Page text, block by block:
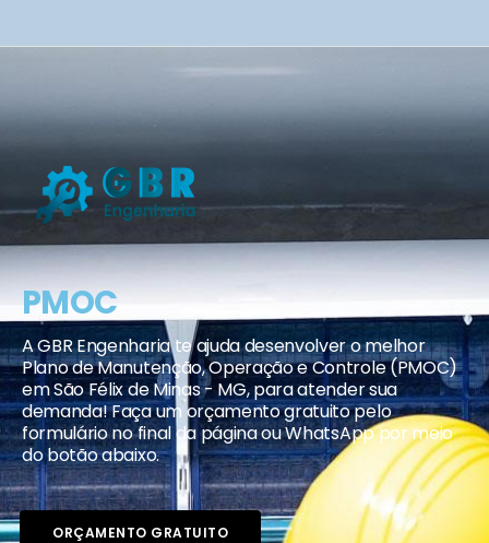
PMOC
A GBR Engenharia te ajuda desenvolver o melhor
Plano de Manutenção, Operação e Controle (PMOC)
em São Félix de Minas - MG, para atender sua
demanda! Faça um orçamento gratuito pelo
formulário no final da página ou WhatsApp por meio
do botão abaixo.
ORÇAMENTO GRATUITO